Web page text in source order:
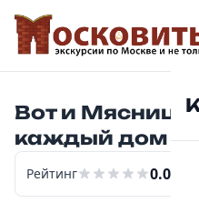
Вот и
каждый дом
Рейтинг 0.0